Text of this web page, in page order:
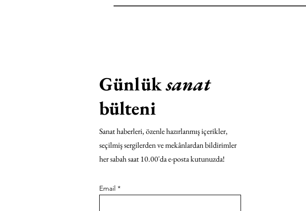
Günlüksanat
bülteni
Sanat haberleri, özenle hazırlanmış içerikler,
seçilmiş sergilerden ve mekânlardan bildirimler
her sabah saat 10.00'da e-posta kutunuzda!
Email